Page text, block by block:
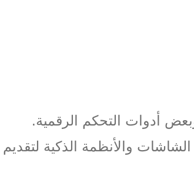
أدوات التحكم الرقمية.
والأنظمة الذكية